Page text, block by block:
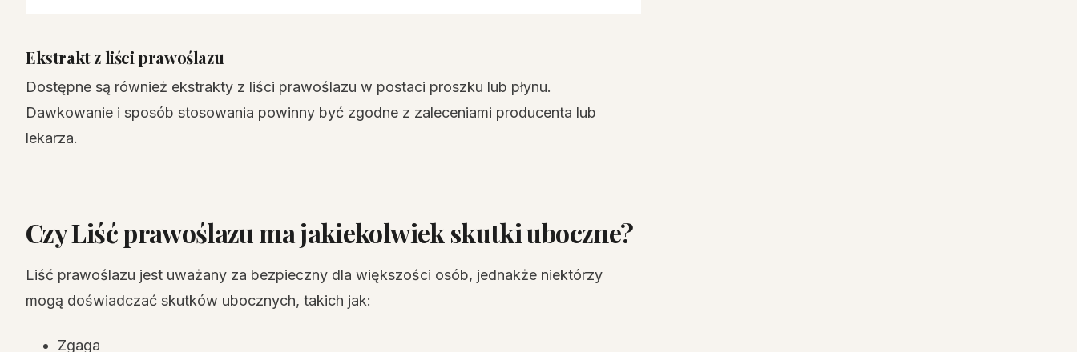
Ekstrakt z liści prawoślazu
Dostępne są również ekstrakty z liści prawoślazu w postaci proszku lub płynu.
Dawkowanie i sposób stosowania powinny być zgodne z zaleceniami producenta lub
lekarza.
Czy Liść prawoślazu ma jakiekolwiek skutki uboczne?
Liść prawoślazu jest uważany za bezpieczny dla większości osób, jednakże niektórzy
mogą doświadczać skutków ubocznych, takich jak:
Zgaga